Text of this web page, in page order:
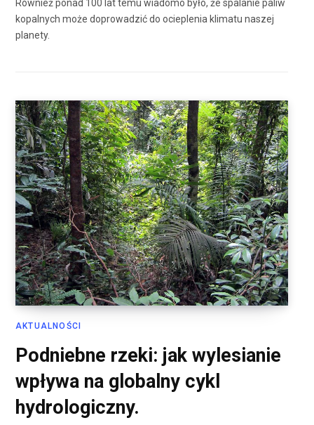
Również ponad 100 lat temu wiadomo było, że spalanie paliw
kopalnych może doprowadzić do ocieplenia klimatu naszej
planety.
AKTUALNOŚCI
Podniebne rzeki: jak wylesianie
wpływa na globalny cykl
hydrologiczny.